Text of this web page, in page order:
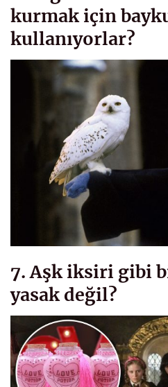
kurmak için
kullanıyorlar?
7. Aşk iksiri gibi
yasak değil?